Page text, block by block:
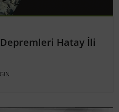
Depremleri Hatay İli